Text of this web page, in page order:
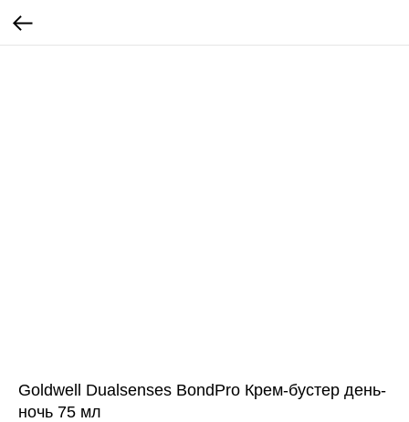
Goldwell Dualsenses BondPro Крем-бустер день-
ночь 75 мл